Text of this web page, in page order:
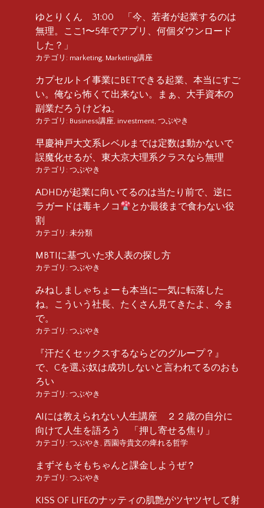
ゆとりくん 31:00 「今、若者が起業するのは
無理。ここ1〜5年でアプリ、何個ダウンロード
した？」
カテゴリ: marketing Marketing講座
カプセルトイ事業にBETできる起業、本当にすご
い。俺なら怖くて出来ない。まぁ、大手資本の
副業だろうけどね。
カテゴリ: Business講座 investment つぶやき
早慶神戸大文系レベルまでは定数は動かないで
誤魔化せるが、東大京大理系クラスなら無理
カテゴリ: つぶやき
ADHDが起業に向いてるのは当たり前で、逆に
ラガードは毒キノコ
とか最後まで食わない役
割
カテゴリ: 未分類
MBTIに基づいた求人表の探し方
カテゴリ: つぶやき
みねしましゃちょーも本当に一気に転落した
ね。こういう社長、たくさん見てきたよ、今ま
で。
カテゴリ: つぶやき
『汗だくセックスするならどのグループ？』
で、Cを選ぶ奴は成功しないと言われてるのおも
ろい
カテゴリ: つぶやき
AIには教えられない人生講座 ２２歳の自分に
向けて人生を語ろう 「押し寄せる焦り」
カテゴリ: つぶやき 西園寺貴文の痺れる哲学
まずそもそもちゃんと課金しようぜ？
カテゴリ: つぶやき
KISS OF LIFEのナッティの肌艶がツヤツヤして射